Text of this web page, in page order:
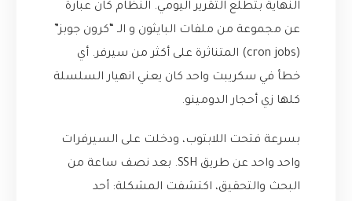
النهاية بتطلع التقرير اليومي. النظام كان عبارة
عن مجموعة من ملفات البايثون و الـ “كرون جوبز”
(cron jobs) المتناثرة على أكثر من سيرفر. أي
خطأ في سكريبت واحد كان يعني انهيار السلسلة
كلها زي أحجار الدومينو.
بسرعة فتحت اللابتوب، ودخلت على السيرفرات
واحد واحد عن طريق SSH. بعد نصف ساعة من
البحث والتحقيق، اكتشفت المشكلة: أحد